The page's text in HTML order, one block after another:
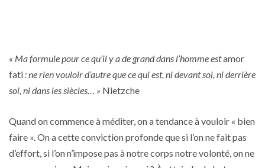
« Ma formule pour ce qu’il y a de grand dans l’homme estamor
fati: ne rienvouloir d’autre que ce qui est, ni devant soi, ni derrière
soi, ni dans les siècles… » Nietzche
Quand on commence à méditer, on a tendance à vouloir « bien
faire ». On a cette conviction profonde que si l’on ne fait pas
d’effort, si l’on n’impose pas à notre corps notre volonté, on ne